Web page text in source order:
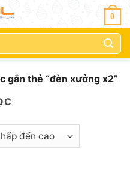
0
gắn thẻ “đèn xưởng x2”